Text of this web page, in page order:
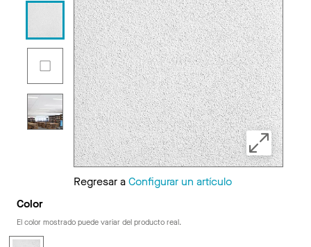
Regresar aConfigurar un artículo
Color
El color mostrado puede variar del producto real.